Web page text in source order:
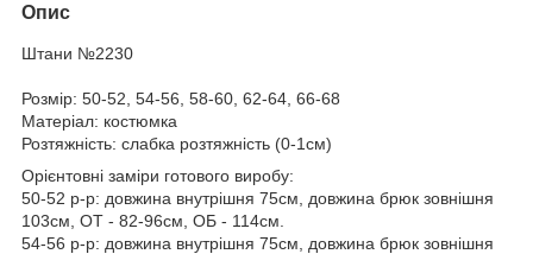
Опис
Штани №2230
Розмір: 50-52, 54-56, 58-60, 62-64, 66-68
Матеріал: костюмка
Розтяжність: слабка розтяжність (0-1см)
Орієнтовні заміри готового виробу:
50-52 р-р: довжина внутрішня 75см, довжина брюк зовнішня
103см, ОТ - 82-96см, ОБ - 114см.
54-56 р-р: довжина внутрішня 75см, довжина брюк зовнішня